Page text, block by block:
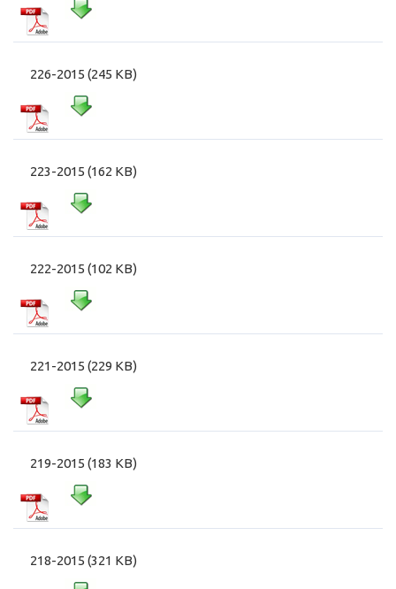
226-2015 (245 KB)
223-2015 (162 KB)
222-2015 (102 KB)
221-2015 (229 KB)
219-2015 (183 KB)
218-2015 (321 KB)